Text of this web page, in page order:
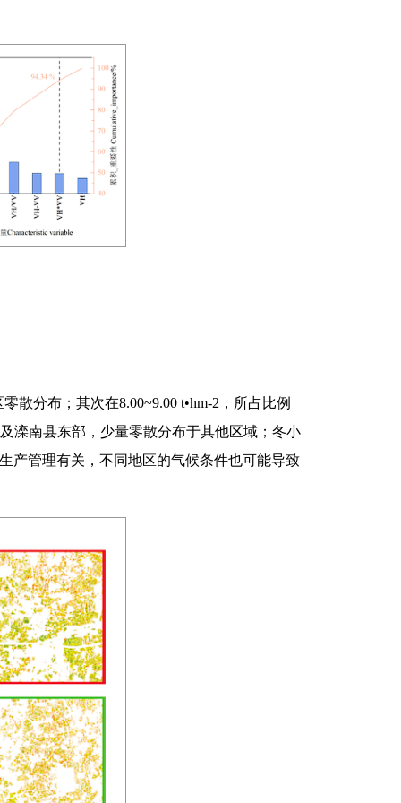
散分布；其次在8.00~9.00 t•hm-2，所占比例
滦南县东部，少量零散分布于其他区域；冬小
产管理有关，不同地区的气候条件也可能导致